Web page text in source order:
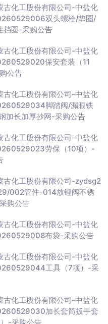
古化工股份有限公司-中盐化
双头螺栓/垫圈/
挡圈-采购公告
古化工股份有限公司-中盐化
保安套装（11
公告
古化工股份有限公司-中盐化
脚踏阀/漏眼铁
加长加厚抄网-采购公告
古化工股份有限公司-中盐化
劳保（10项）-
古化工股份有限公司-zydsg2
002管件-014放锂阀不锈
购公告
古化工股份有限公司-中盐化
布袋-采购公告
古化工股份有限公司-中盐化
工具（7项）-采
古化工股份有限公司-中盐化
加长套筒扳手套